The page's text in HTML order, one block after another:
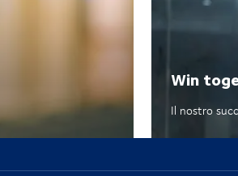
Win
Il nostro